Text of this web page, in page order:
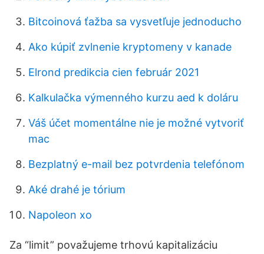
Bitcoinová ťažba sa vysvetľuje jednoducho
Ako kúpiť zvlnenie kryptomeny v kanade
Elrond predikcia cien február 2021
Kalkulačka výmenného kurzu aed k doláru
Váš účet momentálne nie je možné vytvoriť
mac
Bezplatný e-mail bez potvrdenia telefónom
Aké drahé je tórium
Napoleon xo
Za “limit” považujeme trhovú kapitalizáciu